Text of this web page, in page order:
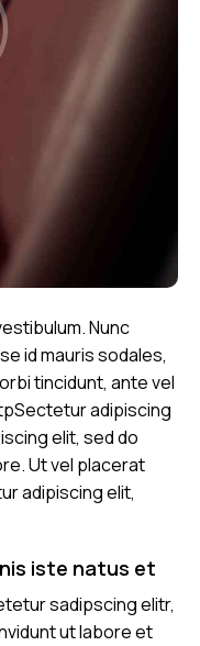
Nunc
id mauris sodales,
tincidunt, ante vel
adipiscing
elit, sed do
Ut vel placerat
adipiscing elit,
iste natus et
sadipscing elitr,
ut labore et